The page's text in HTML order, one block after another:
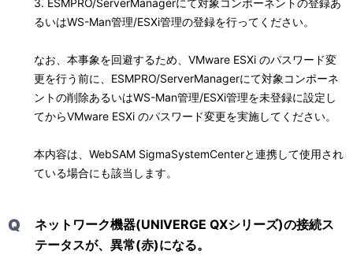
3. ESMPRO/ServerManagerにて対象コンポーネントの登録あ
るいはWS-Man管理/ESXi管理の登録を行ってください。
なお、本事象を回避するため、VMware ESXi のパスワード変
更を行う前に、ESMPRO/ServerManagerにて対象コンポーネ
ントの削除あるいはWS-Man管理/ESXi管理を未登録に設定し
てからVMware ESXi のパスワード変更を実施してください。
本内容は、WebSAM SigmaSystemCenterと連携して使用され
ている場合にも該当します。
Q
ネットワーク機器(UNIVERGE QXシリーズ)の接続ス
テータスが、異常(赤)になる。